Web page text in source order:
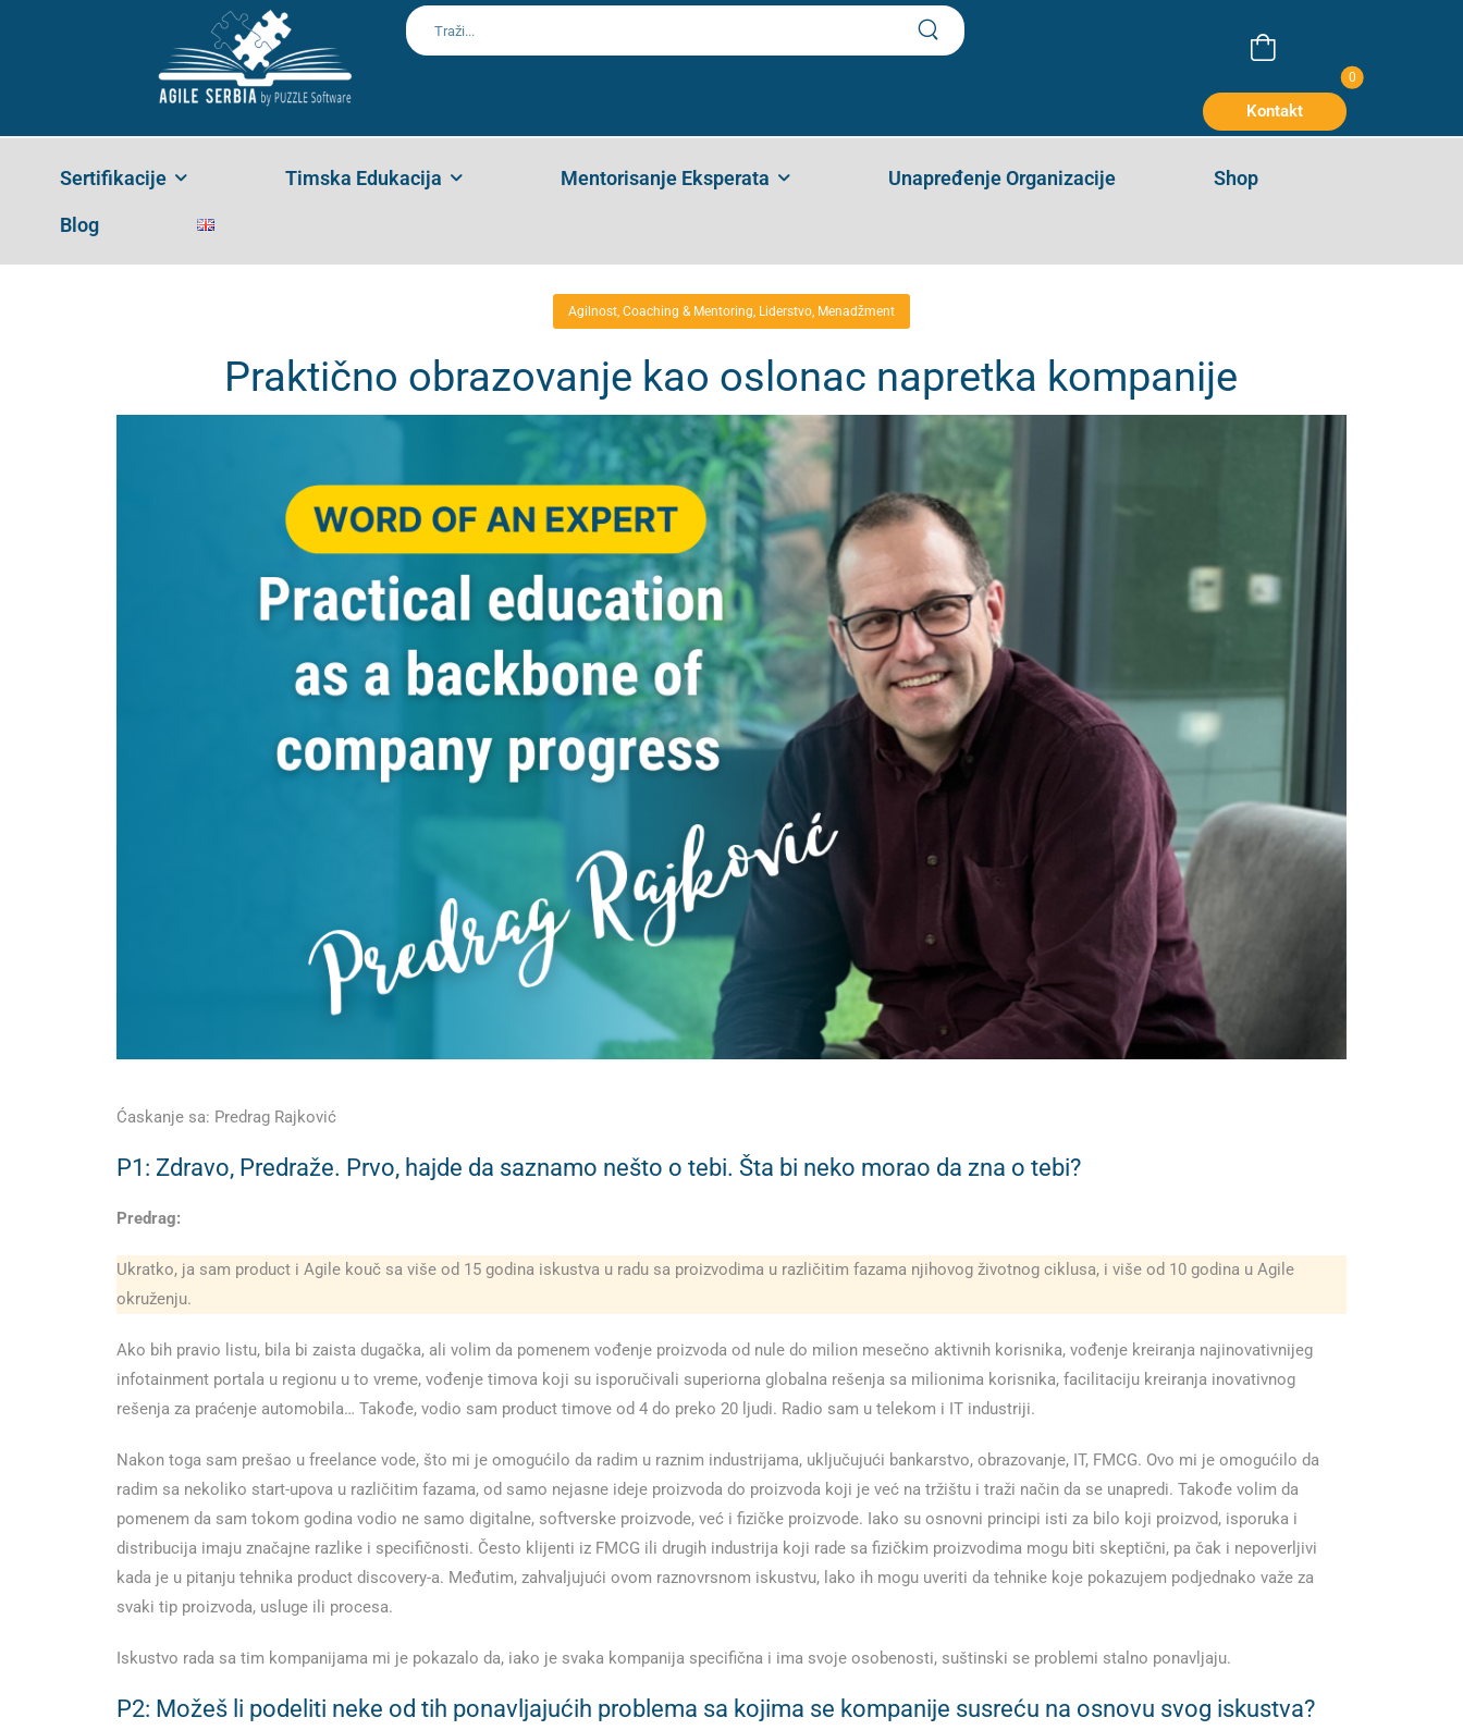
0
Kontakt
Sertifikacije Timska Edukacija Mentorisanje Eksperata Unapređenje Organizacije Shop
Blog
Praktično Obrazovanje Kao Oslonac Napretka Kompanije
Agilnost, Coaching & Mentoring, Liderstvo, Menadžment
Praktično obrazovanje kao oslonac napretka kompanije
Ćaskanje sa: Predrag Rajković
P1: Zdravo, Predraže. Prvo, hajde da saznamo nešto o tebi. Šta bi neko morao da zna o tebi?
Predrag:
Ukratko, ja sam product i Agile kouč sa više od 15 godina iskustva u radu sa proizvodima u različitim fazama njihovog životnog ciklusa, i više od 10 godina u Agile
okruženju.
Ako bih pravio listu, bila bi zaista dugačka, ali volim da pomenem vođenje proizvoda od nule do milion mesečno aktivnih korisnika, vođenje kreiranja najinovativnijeg
infotainment portala u regionu u to vreme, vođenje timova koji su isporučivali superiorna globalna rešenja sa milionima korisnika, facilitaciju kreiranja inovativnog
rešenja za praćenje automobila… Takođe, vodio sam product timove od 4 do preko 20 ljudi. Radio sam u telekom i IT industriji.
Nakon toga sam prešao u freelance vode, što mi je omogućilo da radim u raznim industrijama, uključujući bankarstvo, obrazovanje, IT, FMCG. Ovo mi je omogućilo da
radim sa nekoliko start-upova u različitim fazama, od samo nejasne ideje proizvoda do proizvoda koji je već na tržištu i traži način da se unapredi. Takođe volim da
pomenem da sam tokom godina vodio ne samo digitalne, softverske proizvode, već i fizičke proizvode. Iako su osnovni principi isti za bilo koji proizvod, isporuka i
distribucija imaju značajne razlike i specifičnosti. Često klijenti iz FMCG ili drugih industrija koji rade sa fizičkim proizvodima mogu biti skeptični, pa čak i nepoverljivi
kada je u pitanju tehnika product discovery-a. Međutim, zahvaljujući ovom raznovrsnom iskustvu, lako ih mogu uveriti da tehnike koje pokazujem podjednako važe za
svaki tip proizvoda, usluge ili procesa.
Iskustvo rada sa tim kompanijama mi je pokazalo da, iako je svaka kompanija specifična i ima svoje osobenosti, suštinski se problemi stalno ponavljaju.
P2: Možeš li podeliti neke od tih ponavljajućih problema sa kojima se kompanije susreću na osnovu svog iskustva?